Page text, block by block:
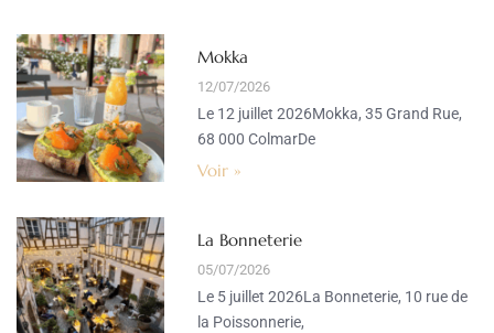
Mokka
12/07/2026
Le 12 juillet 2026Mokka, 35 Grand Rue,
68 000 ColmarDe
Voir »
La Bonneterie
05/07/2026
Le 5 juillet 2026La Bonneterie, 10 rue de
la Poissonnerie,